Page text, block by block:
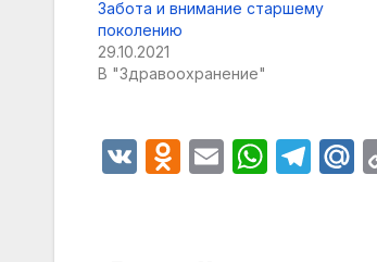
Забота и внимание старшему
поколению
29.10.2021
В "Здравоохранение"
V
O E
W T